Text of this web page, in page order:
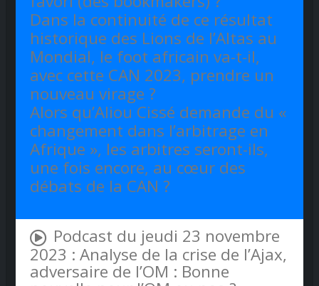
Dans la continuité de ce résultat
historique des Lions de l’Altas au
Mondial, le foot africain va-t-il,
avec cette CAN 2023, prendre un
nouveau virage ?
Alors qu’Aliou Cissé demande du «
changement dans l’arbitrage en
Afrique », les arbitres seront-ils,
une fois encore, au cœur des
débats de la CAN ?
Podcast du jeudi 23 novembre
2023 : Analyse de la crise de l’Ajax,
adversaire de l’OM : Bonne